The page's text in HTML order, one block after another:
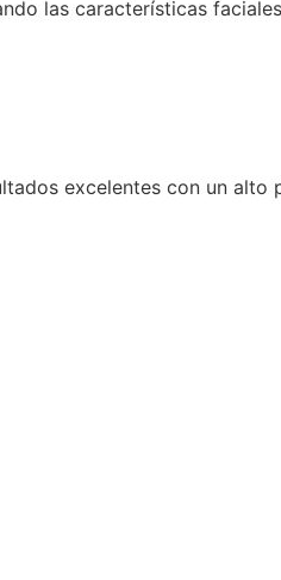
las características
excelentes con un alto